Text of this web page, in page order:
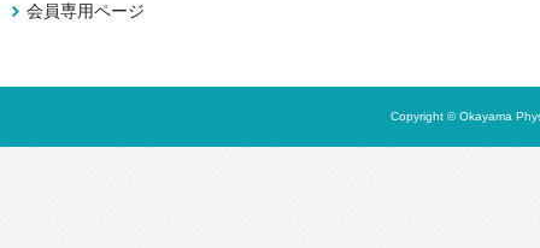
会員専用ページ
Copyright © Okayama